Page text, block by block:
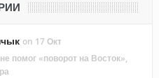
on 17 Окт
помог «поворот на Восток»,